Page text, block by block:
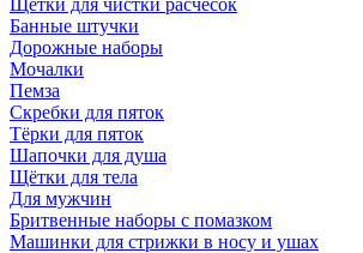
Щётки для чистки расчёсок
Банные штучки
Дорожные наборы
Мочалки
Пемза
Скребки для пяток
Тёрки для пяток
Шапочки для душа
Щётки для тела
Для мужчин
Бритвенные наборы с помазком
Машинки для стрижки в носу и ушах